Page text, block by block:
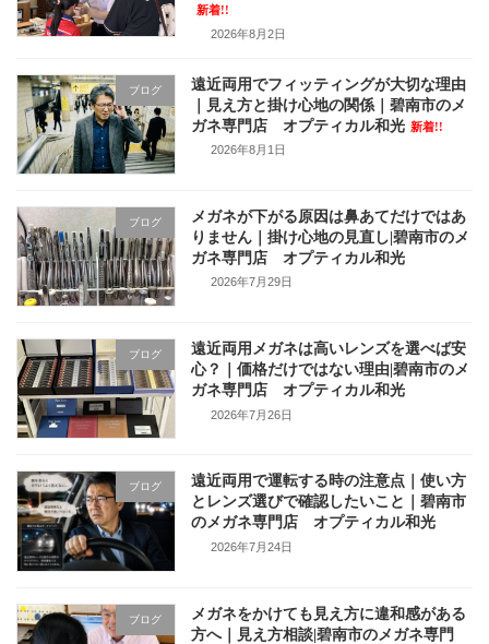
新着!!
2026年8月2日
ブログ
遠近両用でフィッティングが大切な理由
｜見え方と掛け心地の関係｜碧南市のメ
ガネ専門店 オプティカル和光 新着!!
2026年8月1日
ブログ
メガネが下がる原因は鼻あてだけではあ
りません｜掛け心地の見直し|碧南市のメ
ガネ専門店 オプティカル和光
2026年7月29日
ブログ
遠近両用メガネは高いレンズを選べば安
心？｜価格だけではない理由|碧南市のメ
ガネ専門店 オプティカル和光
2026年7月26日
ブログ
遠近両用で運転する時の注意点｜使い方
とレンズ選びで確認したいこと｜碧南市
のメガネ専門店 オプティカル和光
2026年7月24日
ブログ
メガネをかけても見え方に違和感がある
方へ｜見え方相談|碧南市のメガネ専門